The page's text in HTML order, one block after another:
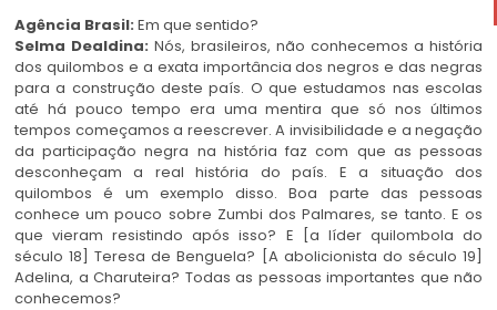
Agência Brasil: Em que sentido?
Selma Dealdina: Nós, brasileiros, não conhecemos a história
dos quilombos e a exata importância dos negros e das negras
para a construção deste país. O que estudamos nas escolas
até há pouco tempo era uma mentira que só nos últimos
tempos começamos a reescrever. A invisibilidade e a negação
da participação negra na história faz com que as pessoas
desconheçam a real história do país. E a situação dos
quilombos é um exemplo disso. Boa parte das pessoas
conhece um pouco sobre Zumbi dos Palmares, se tanto. E os
que vieram resistindo após isso? E [a líder quilombola do
século 18] Teresa de Benguela? [A abolicionista do século 19]
Adelina, a Charuteira? Todas as pessoas importantes que não
conhecemos?